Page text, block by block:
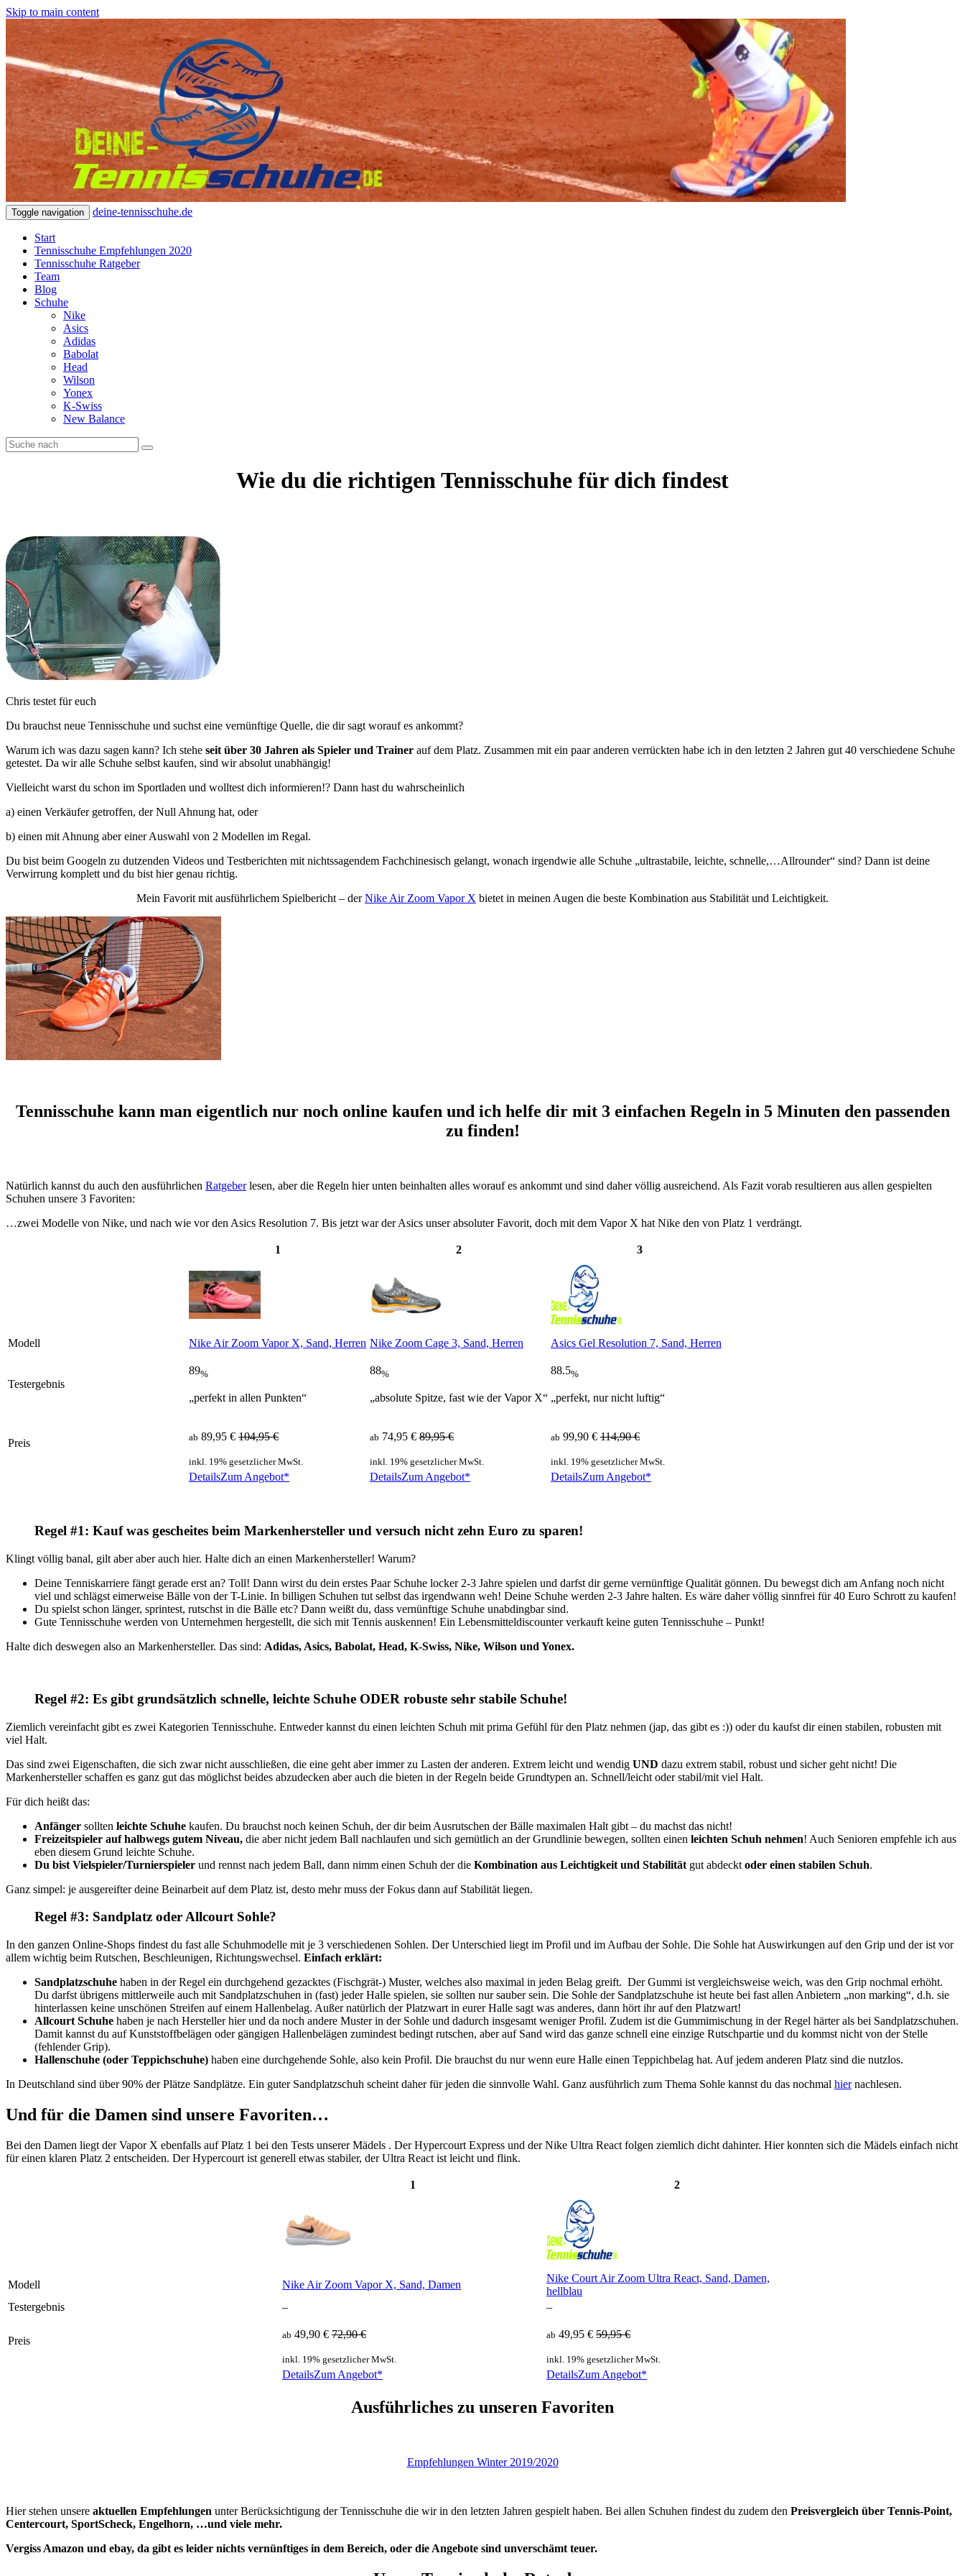
Skip to main content
Toggle navigation deine-tennisschuhe.de
Start
Tennisschuhe Empfehlungen 2020
Tennisschuhe Ratgeber
Team
Blog
Schuhe
Nike
Asics
Adidas
Babolat
Head
Wilson
Yonex
K-Swiss
New Balance
Wie du die richtigen Tennisschuhe für dich findest
Chris testet für euch
Du brauchst neue Tennisschuhe und suchst eine vernünftige Quelle, die dir sagt worauf es ankommt?
Warum ich was dazu sagen kann? Ich stehe seit über 30 Jahren als Spieler und Trainer auf dem Platz. Zusammen mit ein paar anderen verrückten habe ich in den letzten 2 Jahren gut 40 verschiedene Schuhe
getestet. Da wir alle Schuhe selbst kaufen, sind wir absolut unabhängig!
Vielleicht warst du schon im Sportladen und wolltest dich informieren!? Dann hast du wahrscheinlich
a) einen Verkäufer getroffen, der Null Ahnung hat, oder
b) einen mit Ahnung aber einer Auswahl von 2 Modellen im Regal.
Du bist beim Googeln zu dutzenden Videos und Testberichten mit nichtssagendem Fachchinesisch gelangt, wonach irgendwie alle Schuhe „ultrastabile, leichte, schnelle,…Allrounder“ sind? Dann ist deine
Verwirrung komplett und du bist hier genau richtig.
Mein Favorit mit ausführlichem Spielbericht – derNike Air Zoom Vapor X bietet in meinen Augen die beste Kombination aus Stabilität und Leichtigkeit.
Tennisschuhe kann man eigentlich nur noch online kaufen und ich helfe dir mit 3 einfachen Regeln in 5 Minuten den passenden
zu finden!
Natürlich kannst du auch den ausführlichen Ratgeberlesen, aber die Regeln hier unten beinhalten alles worauf es ankommt und sind daher völlig ausreichend. Als Fazit vorab resultieren aus allen gespielten
Schuhen unsere 3 Favoriten:
…zwei Modelle von Nike, und nach wie vor den Asics Resolution 7. Bis jetzt war der Asics unser absoluter Favorit, doch mit dem Vapor X hat Nike den von Platz 1 verdrängt.
1 2 3
Modell Nike Air Zoom Vapor X, Sand, Herren Nike Zoom Cage 3, Sand, Herren Asics Gel Resolution 7, Sand, Herren
Testergebnis
89%
„perfekt in allen Punkten“
88%
„absolute Spitze, fast wie der Vapor X“
88.5%
„perfekt, nur nicht luftig“
Preis ab 89,95 € 104,95 €
inkl. 19% gesetzlicher MwSt.
ab 74,95 € 89,95 €
inkl. 19% gesetzlicher MwSt.
ab 99,90 € 114,90 €
inkl. 19% gesetzlicher MwSt.
DetailsZum Angebot* DetailsZum Angebot* DetailsZum Angebot*
Regel #1: Kauf was gescheites beim Markenhersteller und versuch nicht zehn Euro zu sparen!
Klingt völlig banal, gilt aber aber auch hier. Halte dich an einen Markenhersteller! Warum?
Deine Tenniskarriere fängt gerade erst an? Toll! Dann wirst du dein erstes Paar Schuhe locker 2-3 Jahre spielen und darfst dir gerne vernünftige Qualität gönnen. Du bewegst dich am Anfang noch nicht
viel und schlägst eimerweise Bälle von der T-Linie. In billigen Schuhen tut selbst das irgendwann weh! Deine Schuhe werden 2-3 Jahre halten. Es wäre daher völlig sinnfrei für 40 Euro Schrott zu kaufen!
Du spielst schon länger, sprintest, rutschst in die Bälle etc? Dann weißt du, dass vernünftige Schuhe unabdingbar sind.
Gute Tennisschuhe werden von Unternehmen hergestellt, die sich mit Tennis auskennen! Ein Lebensmitteldiscounter verkauft keine guten Tennisschuhe – Punkt!
Halte dich deswegen also an Markenhersteller. Das sind: Adidas, Asics, Babolat, Head, K-Swiss, Nike, Wilson und Yonex.
Regel #2: Es gibt grundsätzlich schnelle, leichte Schuhe ODER robuste sehr stabile Schuhe!
Ziemlich vereinfacht gibt es zwei Kategorien Tennisschuhe. Entweder kannst du einen leichten Schuh mit prima Gefühl für den Platz nehmen (jap, das gibt es :)) oder du kaufst dir einen stabilen, robusten mit
viel Halt.
Das sind zwei Eigenschaften, die sich zwar nicht ausschließen, die eine geht aber immer zu Lasten der anderen. Extrem leicht und wendig UND dazu extrem stabil, robust und sicher geht nicht! Die
Markenhersteller schaffen es ganz gut das möglichst beides abzudecken aber auch die bieten in der Regeln beide Grundtypen an. Schnell/leicht oder stabil/mit viel Halt.
Für dich heißt das:
Anfänger sollten leichte Schuhe kaufen. Du brauchst noch keinen Schuh, der dir beim Ausrutschen der Bälle maximalen Halt gibt – du machst das nicht!
Freizeitspieler auf halbwegs gutem Niveau, die aber nicht jedem Ball nachlaufen und sich gemütlich an der Grundlinie bewegen, sollten einen leichten Schuh nehmen! Auch Senioren empfehle ich aus
eben diesem Grund leichte Schuhe.
Du bist Vielspieler/Turnierspieler und rennst nach jedem Ball, dann nimm einen Schuh der die Kombination aus Leichtigkeit und Stabilität gut abdeckt oder einen stabilen Schuh.
Ganz simpel: je ausgereifter deine Beinarbeit auf dem Platz ist, desto mehr muss der Fokus dann auf Stabilität liegen.
Regel #3: Sandplatz oder Allcourt Sohle?
In den ganzen Online-Shops findest du fast alle Schuhmodelle mit je 3 verschiedenen Sohlen. Der Unterschied liegt im Profil und im Aufbau der Sohle. Die Sohle hat Auswirkungen auf den Grip und der ist vor
allem wichtig beim Rutschen, Beschleunigen, Richtungswechsel. Einfach erklärt:
Sandplatzschuhe haben in der Regel ein durchgehend gezacktes (Fischgrät-) Muster, welches also maximal in jeden Belag greift. Der Gummi ist vergleichsweise weich, was den Grip nochmal erhöht.
Du darfst übrigens mittlerweile auch mit Sandplatzschuhen in (fast) jeder Halle spielen, sie sollten nur sauber sein. Die Sohle der Sandplatzschuhe ist heute bei fast allen Anbietern „non marking“, d.h. sie
hinterlassen keine unschönen Streifen auf einem Hallenbelag. Außer natürlich der Platzwart in eurer Halle sagt was anderes, dann hört ihr auf den Platzwart!
Allcourt Schuhe haben je nach Hersteller hier und da noch andere Muster in der Sohle und dadurch insgesamt weniger Profil. Zudem ist die Gummimischung in der Regel härter als bei Sandplatzschuhen.
Damit kannst du auf Kunststoffbelägen oder gängigen Hallenbelägen zumindest bedingt rutschen, aber auf Sand wird das ganze schnell eine einzige Rutschpartie und du kommst nicht von der Stelle
(fehlender Grip).
Hallenschuhe (oder Teppichschuhe) haben eine durchgehende Sohle, also kein Profil. Die brauchst du nur wenn eure Halle einen Teppichbelag hat. Auf jedem anderen Platz sind die nutzlos.
In Deutschland sind über 90% der Plätze Sandplätze. Ein guter Sandplatzschuh scheint daher für jeden die sinnvolle Wahl. Ganz ausführlich zum Thema Sohle kannst du das nochmal hiernachlesen.
Und für die Damen sind unsere Favoriten…
Bei den Damen liegt der Vapor X ebenfalls auf Platz 1 bei den Tests unserer Mädels . Der Hypercourt Express und der Nike Ultra React folgen ziemlich dicht dahinter. Hier konnten sich die Mädels einfach nicht
für einen klaren Platz 2 entscheiden. Der Hypercourt ist generell etwas stabiler, der Ultra React ist leicht und flink.
1 2
Modell Nike Air Zoom Vapor X, Sand, Damen
Nike Court Air Zoom Ultra React, Sand, Damen,
hellblau
Testergebnis
– –
Preis ab 49,90 € 72,90 €
inkl. 19% gesetzlicher MwSt.
ab 49,95 € 59,95 €
inkl. 19% gesetzlicher MwSt.
DetailsZum Angebot* DetailsZum Angebot*
Ausführliches zu unseren Favoriten
Empfehlungen Winter 2019/2020
Hier stehen unsere aktuellen Empfehlungen unter Berücksichtigung der Tennisschuhe die wir in den letzten Jahren gespielt haben. Bei allen Schuhen findest du zudem den Preisvergleich über Tennis-Point,
Centercourt, SportScheck, Engelhorn, …und viele mehr.
Vergiss Amazon und ebay, da gibt es leider nichts vernünftiges in dem Bereich, oder die Angebote sind unverschämt teuer.